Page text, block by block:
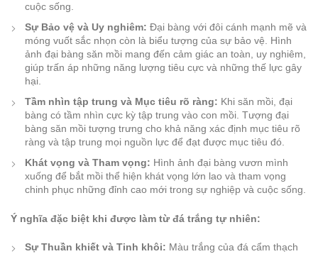
cuộc sống.
Sự Bảo vệ và Uy nghiêm: Đại bàng với đôi cánh mạnh mẽ và
móng vuốt sắc nhọn còn là biểu tượng của sự bảo vệ. Hình
ảnh đại bàng săn mồi mang đến cảm giác an toàn, uy nghiêm,
giúp trấn áp những năng lượng tiêu cực và những thế lực gây
hại.
Tầm nhìn tập trung và Mục tiêu rõ ràng: Khi săn mồi, đại
bàng có tầm nhìn cực kỳ tập trung vào con mồi. Tượng đại
bàng săn mồi tượng trưng cho khả năng xác định mục tiêu rõ
ràng và tập trung mọi nguồn lực để đạt được mục tiêu đó.
Khát vọng và Tham vọng: Hình ảnh đại bàng vươn mình
xuống để bắt mồi thể hiện khát vọng lớn lao và tham vọng
chinh phục những đỉnh cao mới trong sự nghiệp và cuộc sống.
Ý nghĩa đặc biệt khi được làm từ đá trắng tự nhiên:
Sự Thuần khiết và Tinh khôi: Màu trắng của đá cẩm thạch